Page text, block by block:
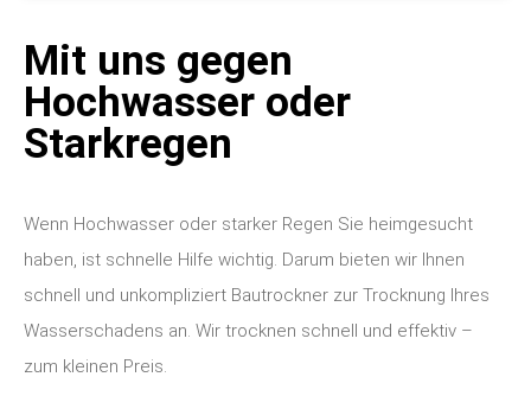
Mit uns gegen
Hochwasser oder
Starkregen
Wenn Hochwasser oder starker Regen Sie heimgesucht
haben, ist schnelle Hilfe wichtig. Darum bieten wir Ihnen
schnell und unkompliziert Bautrockner zur Trocknung Ihres
Wasserschadens an. Wir trocknen schnell und effektiv –
zum kleinen Preis.